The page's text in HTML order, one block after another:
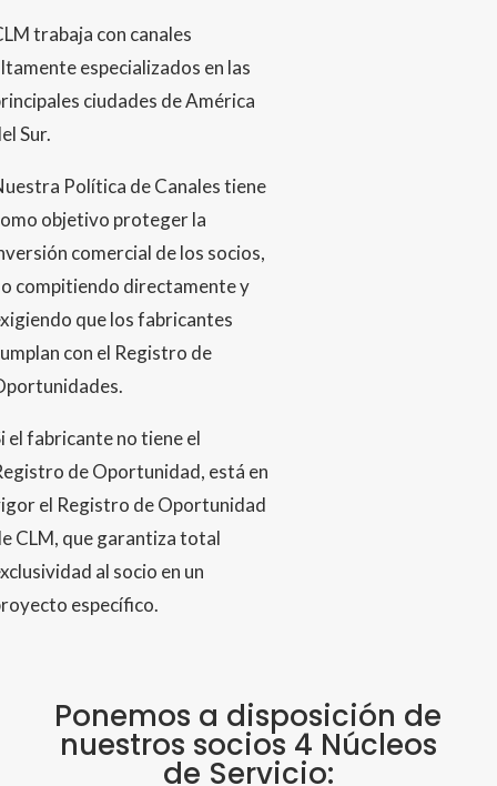
trabaja con canales
especializados en las
ciudades de América
Sur.
Política de Canales tiene
objetivo proteger la
comercial de los socios,
compitiendo directamente y
que los fabricantes
con el Registro de
el fabricante no tiene el
de Oportunidad, está en
el Registro de Oportunidad
CLM, que garantiza total
al socio en un
específico.
Ponemos a disposición de
nuestros socios 4 Núcleos
de Servicio: